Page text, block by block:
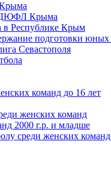
ДЮФЛ Крыма
в Республике Крым
подготовки юных
Севастополя
команд до 16 лет
женских команд
2000 г.р. и младше
среди женских команд